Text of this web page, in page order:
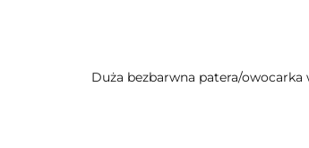
Duża bezbarwna patera/